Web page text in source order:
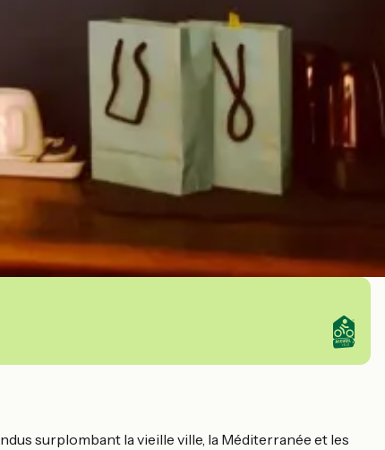
surplombant la vieille ville, la Méditerranée et les